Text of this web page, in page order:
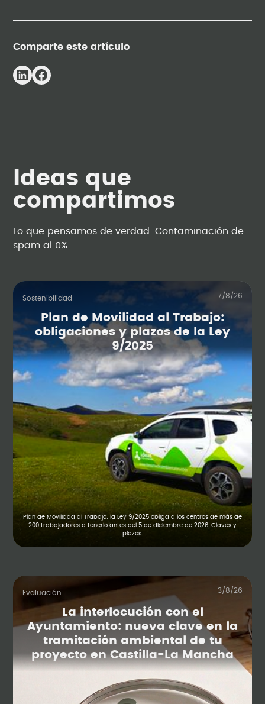
Comparte este artículo
Ideas que
compartimos
Lo que pensamos de verdad. Contaminación de
spam al 0%
Sostenibilidad 7/8/26
Plan de Movilidad al Trabajo:
obligaciones y plazos de la Ley
9/2025
Plan de Movilidad al Trabajo: la Ley 9/2025 obliga a los centros de más de
200 trabajadores a tenerlo antes del 5 de diciembre de 2026. Claves y
plazos.
Evaluación 3/8/26
La interlocución con el
Ayuntamiento: nueva clave en la
tramitación ambiental de tu
proyecto en Castilla-La Mancha